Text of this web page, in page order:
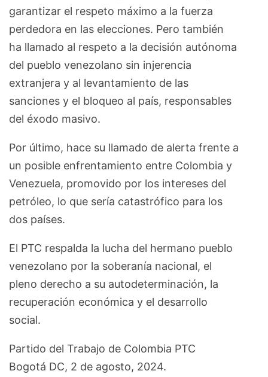
garantizar el respeto máximo a la fuerza
perdedora en las elecciones. Pero también
ha llamado al respeto a la decisión autónoma
del pueblo venezolano sin injerencia
extranjera y al levantamiento de las
sanciones y el bloqueo al país, responsables
del éxodo masivo.
Por último, hace su llamado de alerta frente a
un posible enfrentamiento entre Colombia y
Venezuela, promovido por los intereses del
petróleo, lo que sería catastrófico para los
dos países.
El PTC respalda la lucha del hermano pueblo
venezolano por la soberanía nacional, el
pleno derecho a su autodeterminación, la
recuperación económica y el desarrollo
social.
Partido del Trabajo de Colombia PTC
Bogotá DC, 2 de agosto, 2024.